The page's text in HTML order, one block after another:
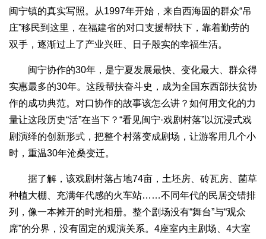
闽宁镇的真实写照。从1997年开始，来自西海固的群众“吊
庄”移民到这里，在福建省的对口支援帮扶下，靠着勤劳的
双手，逐渐过上了产业兴旺、日子殷实的幸福生活。
闽宁协作的30年，是宁夏发展最快、变化最大、群众得
实惠最多的30年。这段帮扶奋斗史，成为全国东西部扶贫协
作的成功典范。对口协作的故事该怎么讲？如何用文化的力
量让这段历史“活”在当下？“看见闽宁·戏剧村落”以沉浸式戏
剧演绎的创新形式，把整个村落变成剧场，让游客用几个小
时，重温30年沧桑变迁。
据了解，该戏剧村落占地74亩，土坯房、砖瓦房、菌草
种植大棚、充满年代感的火车站……不同年代的民居交错排
列，像一本摊开的时光相册。整个剧场没有“舞台”与“观众
席”的分界，没有固定的观演关系。4座室内主剧场、4大室